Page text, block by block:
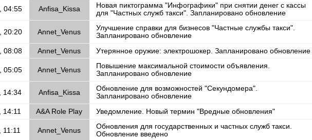
04:55 Anfisa_Kissa
Новая пиктограмма "Инфографики" при снятии денег с кассы
для "Частных служб такси". Запланировано обновление
20:20 Annet_Venus
Улучшение справки для бизнесов "Частные службы такси".
Запланировано обновление
08:08
Annet_Venus Утерянное оружие: электрошокер. Запланировано обновление
05:05 Annet_Venus
Повышение максимальной стоимости объявления.
Запланировано обновление
14:34 Anfisa_Kissa
Обновление для возможностей "Секундомера".
Запланировано обновление
A&A Role Play Уведомление. Новый термин "Вредные обновления"
Annet_Venus
Обновления для государственных и частных служб такси.
Обновление введено